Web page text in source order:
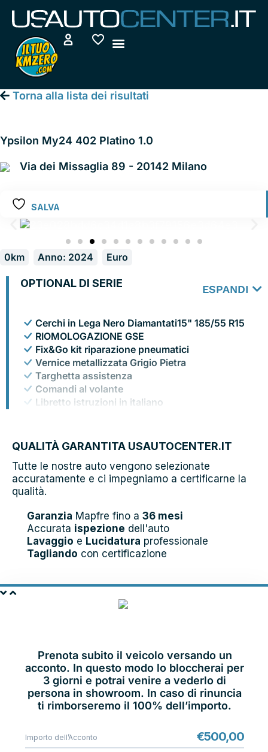
contenuto
Torna alla lista dei risultati
Ypsilon My24 402 Platino 1.0
Via dei Missaglia 89 - 20142 Milano
SALVA
0km Anno: 2024 Euro
OPTIONAL DI SERIE ESPANDI
Cerchi in Lega Nero Diamantati15" 185/55 R15
RIOMOLOGAZIONE GSE
Fix&Go kit riparazione pneumatici
Vernice metallizzata Grigio Pietra
Targhetta assistenza
Comandi al volante
Libretto istruzioni in italiano
QUALITÀ GARANTITA USAUTOCENTER.IT
Tutte le nostre auto vengono selezionate
accuratamente e ci impegniamo a certificarne la
qualità.
Garanzia Mapfre fino a 36 mesi
Accurata ispezione dell'auto
Lavaggio e Lucidatura professionale
Tagliando con certificazione
Prenota subito il veicolo versando un
acconto. In questo modo lo bloccherai per
3 giorni e potrai venire a vederlo di
persona in showroom. In caso di rinuncia
ti rimborseremo il 100% dell’importo.
Importo dell’Acconto €500,00